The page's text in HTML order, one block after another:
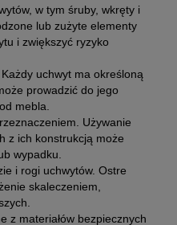
w tym śruby, wkręty i
lub zużyte elementy
i zwiększyć ryzyko
uchwyt ma określoną
prowadzić do jego
mebla.
Używanie
z ich konstrukcją może
wypadku.
i rogi uchwytów. Ostre
skaleczeniem,
z materiałów bezpiecznych